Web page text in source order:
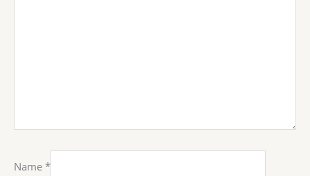
Name *